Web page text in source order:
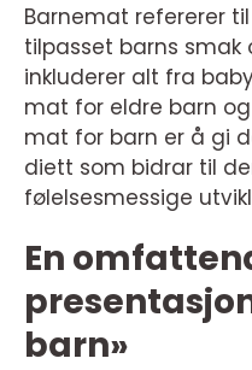
Barnemat refererer
tilpasset barns
inkluderer alt fra
mat for eldre barn
mat for barn er å gi
diett som bidrar til
følelsesmessige
En
barn»